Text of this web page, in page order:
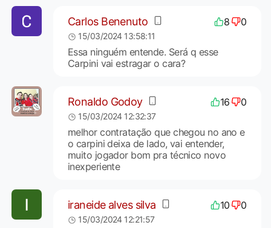
Carlos Benenuto 8 0
15/03/2024 13:58:11
Essa ninguém entende. Será q esse
Carpini vai estragar o cara?
Ronaldo Godoy 16 0
15/03/2024 12:32:37
melhor contratação que chegou no ano e
o carpini deixa de lado, vai entender,
muito jogador bom pra técnico novo
inexperiente
iraneide alves silva 10 0
15/03/2024 12:21:57